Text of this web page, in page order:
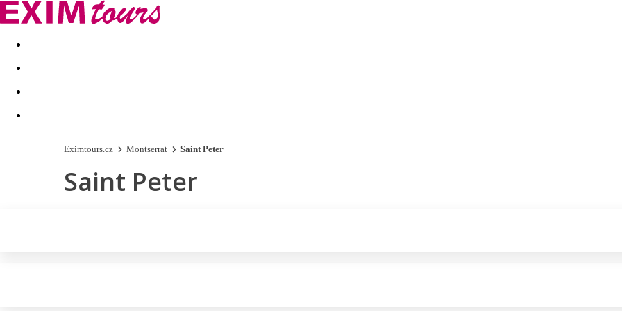
Akční nabídky Last minute
Eximtours.cz Montserrat Saint Peter
Saint Peter